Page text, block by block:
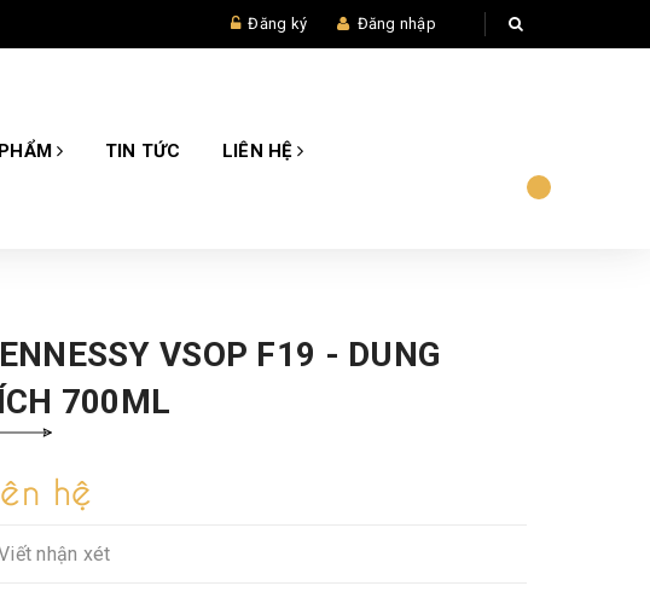
Đăng ký Đăng nhập
TIN TỨC LIÊN HỆ
VSOP F19 - DUNG
700ML
hệ
nhận xét